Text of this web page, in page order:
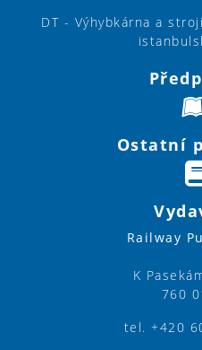
DT - Výhybkárna a
Ostatní
Railway
K
760
tel. +420